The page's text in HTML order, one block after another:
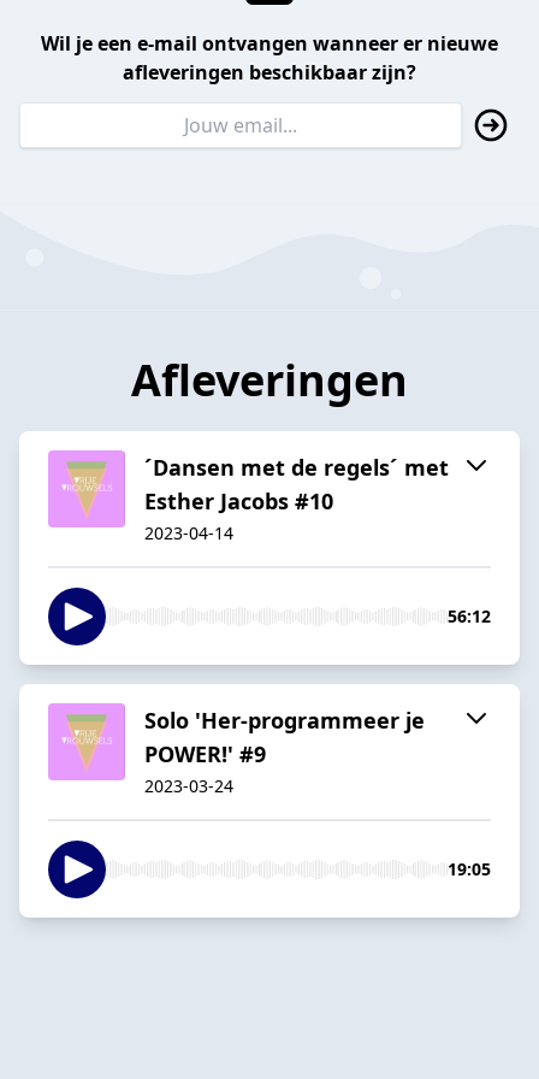
Wil je een e-mail ontvangen wanneer er nieuwe
afleveringen beschikbaar zijn?
Afleveringen
´Dansen met de regels´ met
Esther Jacobs #10
2023-04-14
56:12
Solo 'Her-programmeer je
POWER!' #9
2023-03-24
19:05